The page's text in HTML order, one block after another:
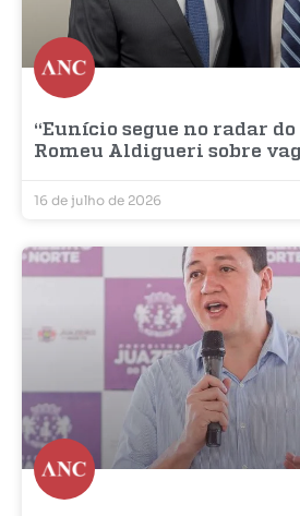
“Eunício segue no radar
Romeu Aldigueri sobre
16 de julho de 2026